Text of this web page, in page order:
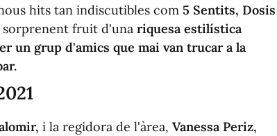
hits tan indiscutibles com 5 Sentits, Dosis
sorprenent fruit d'una riquesa estilística
un grup d'amics que mai van trucar a la
i la regidora de l'àrea, Vanessa Periz,